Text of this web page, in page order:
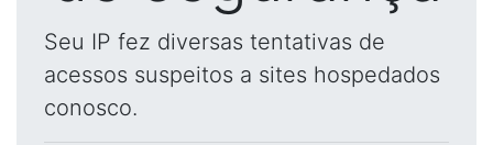
Seu IP fez diversas tentativas de
acessos suspeitos a sites hospedados
conosco.